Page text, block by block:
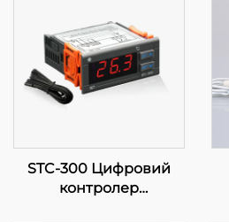
STC-300 Цифровий
контролер